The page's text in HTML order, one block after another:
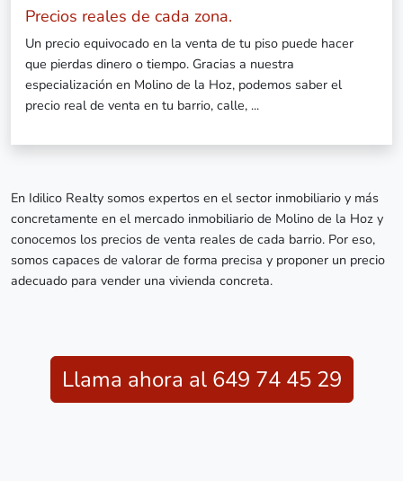
Precios reales de cada zona.
Un precio equivocado en la venta de tu piso puede hacer
que pierdas dinero o tiempo. Gracias a nuestra
especialización en Molino de la Hoz, podemos saber el
precio real de venta en tu barrio, calle, ...
En Idilico Realty somos expertos en el sector inmobiliario y más
concretamente en el mercado inmobiliario de Molino de la Hoz y
conocemos los precios de venta reales de cada barrio. Por eso,
somos capaces de valorar de forma precisa y proponer un precio
adecuado para vender una vivienda concreta.
Llama ahora al 649 74 45 29